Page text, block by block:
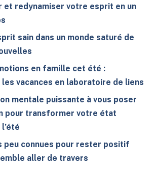
et redynamiser votre esprit en un
sain dans un monde saturé de
en famille cet été :
vacances en laboratoire de liens
mentale puissante à vous poser
pour transformer votre état
peu connues pour rester positif
aller de travers